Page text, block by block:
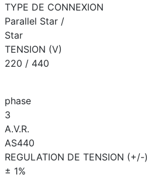
TYPE DE CONNEXION
Parallel Star /
Star
TENSION (V)
220 / 440
phase
3
A.V.R.
AS440
REGULATION DE TENSION (+/-)
± 1%